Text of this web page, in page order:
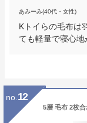
あみーみ(40代・女性)
Kトイらの毛布は
ても軽量で寝心
no. 12